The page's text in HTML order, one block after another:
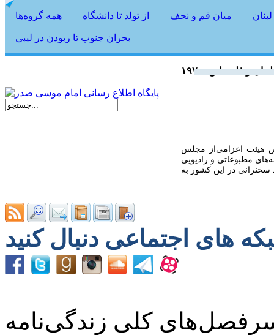
همه گروه‌ها از تولد تا دانشگاه میان قم و نجف
بحران جنوب تا ربودن در لیبی
هيئت اعزامى‌از مجلس
مطبوعاتى و راديويى
کلی زندگی‌نامه